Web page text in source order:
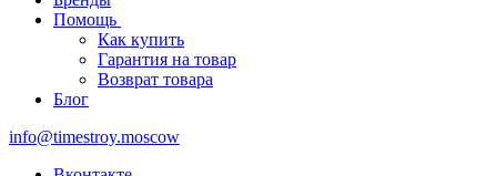
Помощь
Как купить
Гарантия на товар
Возврат товара
Блог
info@timestroy.moscow